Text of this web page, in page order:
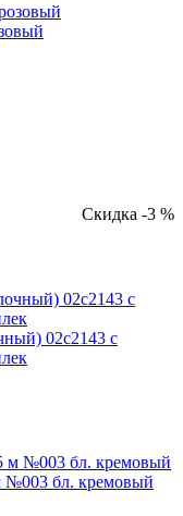
Скидка -3 %
02с2143 с
№003 бл. кремовый